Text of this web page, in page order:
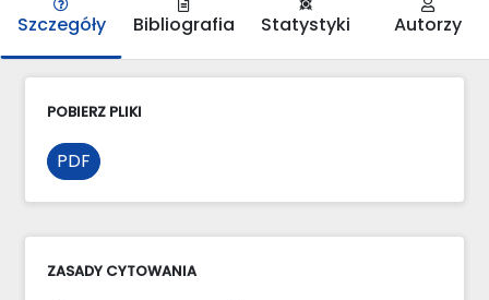
Szczegóły Bibliografia Statystyki Autorzy
POBIERZ PLIKI
PDF
ZASADY CYTOWANIA